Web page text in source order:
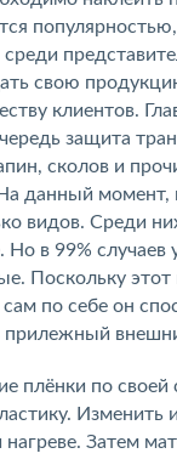
среди
свою
клиентов.
защита
сколов и
данный момент,
видов. Среди
Но в 99% случаев
Поскольку этот
по себе он
прилежный
плёнки по своей
Изменить
Затем